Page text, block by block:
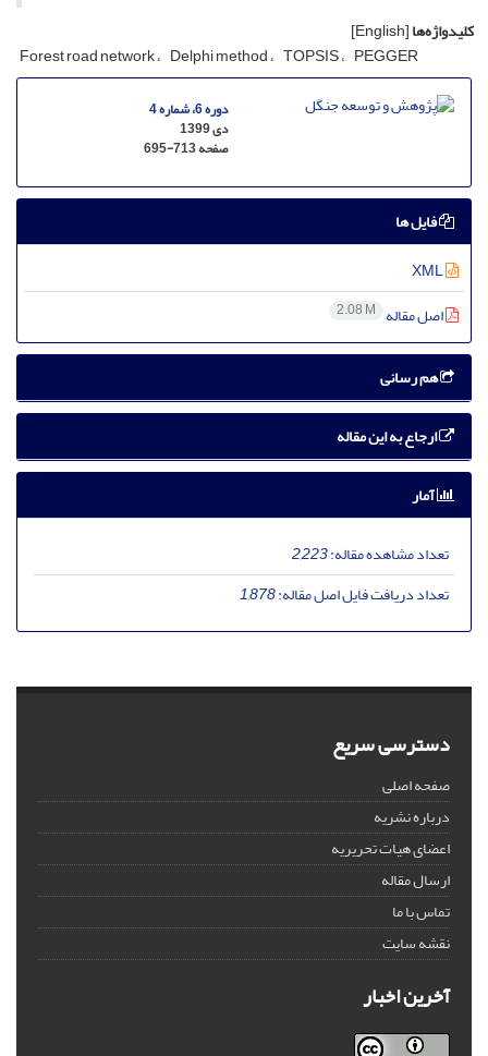
کلیدواژه‌ها[English]
Forest road network Delphi method TOPSIS PEGGER
دوره 6، شماره 4
دی 1399
صفحه695-713
فایل ها
اصل مقاله 2.08 M
هم رسانی
ارجاع به این مقاله
آمار
تعداد مشاهده مقاله:2,223
تعداد دریافت فایل اصل مقاله:1,878
دسترسی سریع
صفحه اصلی
درباره نشریه
اعضای هیات تحریریه
ارسال مقاله
تماس با ما
نقشه سایت
آخرین اخبار